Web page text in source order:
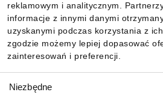
reklamowym i analitycznym.
informacje z innymi danymi
uzyskanymi podczas korzystania z
zgodzie możemy lepiej dopasować
zainteresowań i preferencji.
zgody
Niezbędne
Pobierz naszą